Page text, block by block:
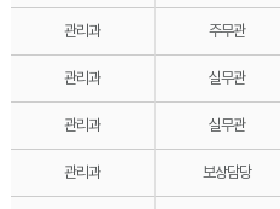
관리과 주무관
관리과 실무관
관리과 실무관
관리과 보상담당